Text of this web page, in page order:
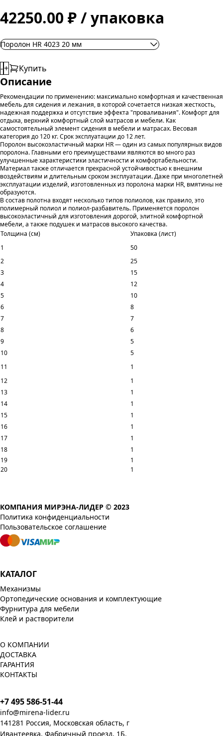
42250.00 ₽ / упаковка
Поролон HR 4023 20 мм
-+ Купить
Описание
Рекомендации по применению: максимально комфортная и качественная
мебель для сидения и лежания, в которой сочетается низкая жесткость,
надежная поддержка и отсутствие эффекта "проваливания". Комфорт для
отдыха, верхний комфортный слой матрасов и мебели. Как
самостоятельный элемент сидения в мебели и матрасах. Весовая
категория до 120 кг. Срок эксплуатации до 12 лет.
Поролон высокоэластичный марки HR — один из самых популярных видов
поролона. Главными его преимуществами являются во много раз
улучшенные характеристики эластичности и комфортабельности.
Материал также отличается прекрасной устойчивостью к внешним
воздействиям и длительным сроком эксплуатации. Даже при многолетней
эксплуатации изделий, изготовленных из поролона марки HR, вмятины не
образуются.
В состав полотна входят несколько типов полиолов, как правило, это
полимерный полиол и полиол-разбавитель. Применяется поролон
высокоэластичный для изготовления дорогой, элитной комфортной
мебели, а также подушек и матрасов высокого качества.
Толщина (см)
Упаковка (лист)
1
50
2
25
3
15
4
12
5
10
6
8
7
7
8
6
9
5
10
5
11
1
12
1
13
1
14
1
15
1
16
1
17
1
18
1
19
1
20
1
КОМПАНИЯ МИРЭНА-ЛИДЕР © 2023
Политика конфиденциальности
Пользовательское соглашение
КАТАЛОГ
Механизмы
Ортопедические основания и комплектующие
Фурнитура для мебели
Клей и растворители
О КОМПАНИИ
ДОСТАВКА
ГАРАНТИЯ
КОНТАКТЫ
+7 495 586-51-44
info@mirena-lider.ru
141281 Россия, Московская область, г
Ивантеевка, Фабричный проезд, 1Б.